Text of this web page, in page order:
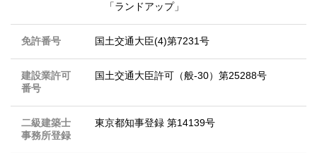
「ランドアップ」
免許番号 国土交通大臣(4)第7231号
建設業許可
番号
国土交通大臣許可（般-30）第25288号
二級建築士
事務所登録
東京都知事登録 第14139号